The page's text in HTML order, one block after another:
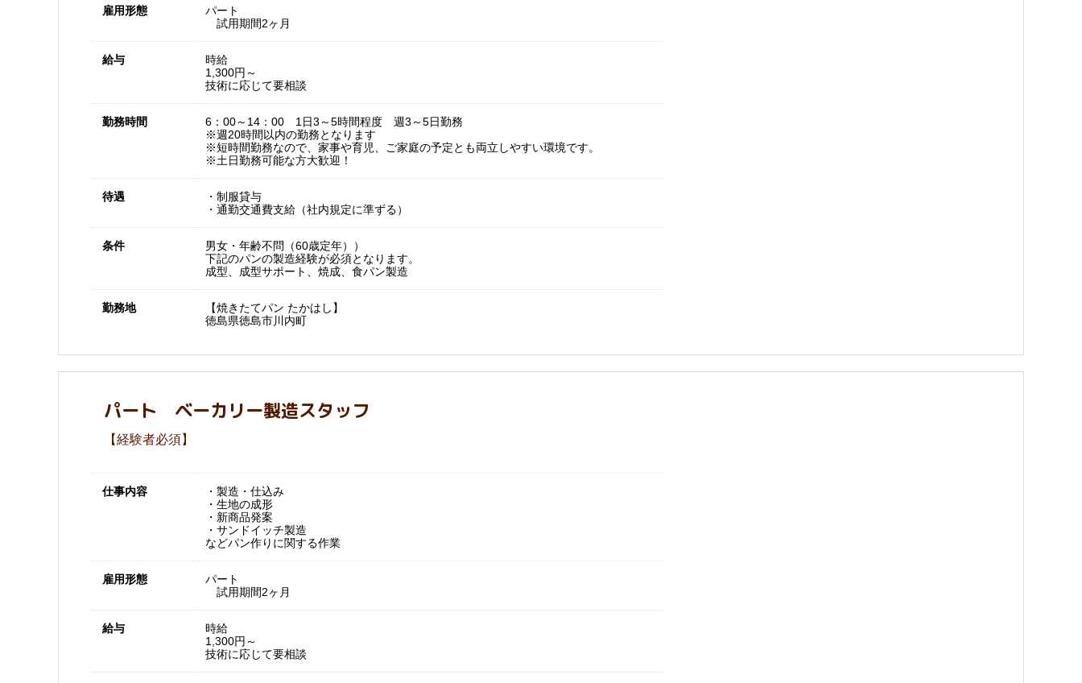
雇用形態
パート
試用期間2ヶ月
給与
時給
1,300円～
技術に応じて要相談
勤務時間
6：00～14：00 1日3～5時間程度 週3～5日勤務
※週20時間以内の勤務となります
※短時間勤務なので、家事や育児、ご家庭の予定とも両立しやすい環境です。
※土日勤務可能な方大歓迎！
待遇
・制服貸与
・通勤交通費支給（社内規定に準ずる）
条件
男女・年齢不問（60歳定年））
下記のパンの製造経験が必須となります。
成型、成型サポート、焼成、食パン製造
勤務地
【焼きたてパン たかはし】
徳島県徳島市川内町
パート ベーカリー製造スタッフ
【経験者必須】
仕事内容
・製造・仕込み
・生地の成形
・新商品発案
・サンドイッチ製造
などパン作りに関する作業
雇用形態
パート
試用期間2ヶ月
給与
時給
1,300円～
技術に応じて要相談